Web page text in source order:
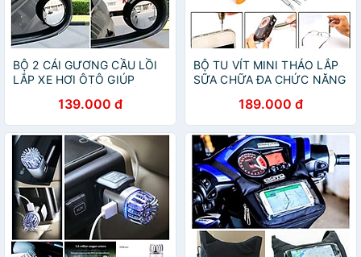
BỘ 2 CÁI GƯƠNG CẦU LỒI
LẮP XE HƠI ÔTÔ GIÚP
139.000 đ
BỘ TU VÍT MINI THÁO LẮP
SỮA CHỮA ĐA CHỨC NĂNG
189.000 đ